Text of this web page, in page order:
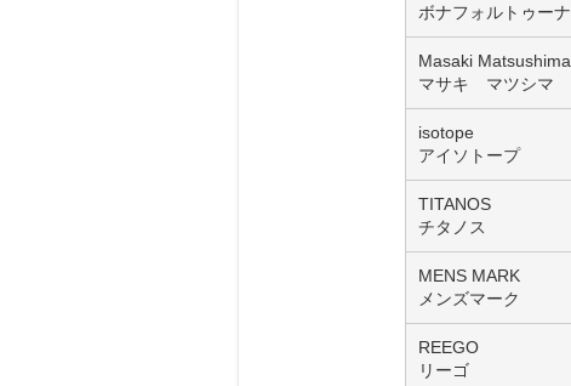
ボナフォルトゥーナ
Masaki Matsushima
マサキ マツシマ
isotope
アイソトープ
TITANOS
チタノス
MENS MARK
メンズマーク
REEGO
リーゴ